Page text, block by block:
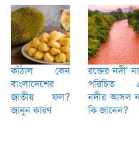
কাঁঠাল কেন
বাংলাদেশের
জাতীয় ফল?
জানুন কারণ
রক্তের নদী’
পরিচিত
নদীর আসল
কি জানেন?